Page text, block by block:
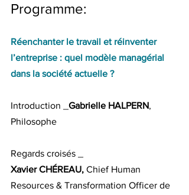
Programme:
Réenchanter le travail et réinventer
l’entreprise : quel modèle managérial
dans la société actuelle ?
Introduction _ Gabrielle HALPERN,
Philosophe
Regards croisés _
Xavier CHÉREAU, Chief Human
Resources & Transformation Officer de